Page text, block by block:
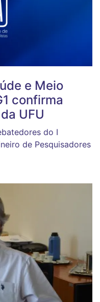
e Meio
confirma
UFU
do I
de Pesquisadores